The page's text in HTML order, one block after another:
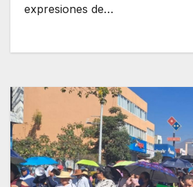
expresiones de…